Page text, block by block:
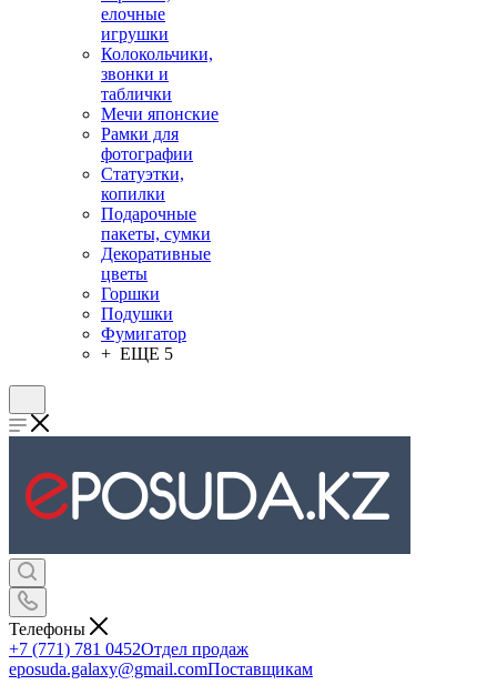
елочные
игрушки
Колокольчики,
звонки и
таблички
Мечи японские
Рамки для
фотографии
Статуэтки,
копилки
Подарочные
пакеты, сумки
Декоративные
цветы
Горшки
Подушки
Фумигатор
+ ЕЩЕ 5
Телефоны
+7 (771) 781 0452Отдел продаж
eposuda.galaxy@gmail.comПоставщикам